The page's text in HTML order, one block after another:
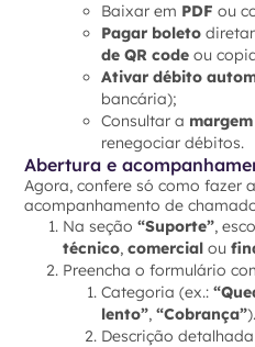
Baixar em PDF ou
Pagar boleto
de QR code ou
Ativar débito
bancária);
Consultar a
renegociar débitos.
Abertura e
Agora, confere só como fazer
acompanhamento de
Na seção“Suporte”,
técnico,comercial ou
Preencha o formulário
Categoria (ex.:
lento”,“Cobrança”).
Descrição